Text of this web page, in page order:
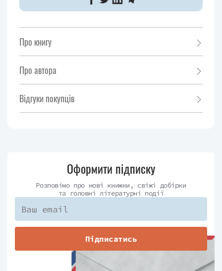
Про книгу
Про автора
Відгуки покупців
Оформити підписку
Розповімо про нові книжки, свіжі добірки
та головні літературні події
Підписатись